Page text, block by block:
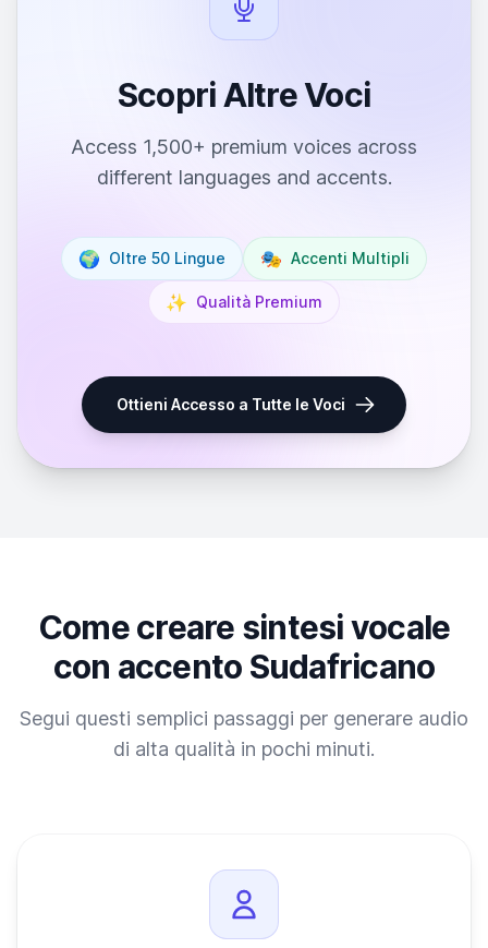
Scopri Altre Voci
Access 1,500+ premium voices across
different languages and accents.
🌍 Oltre 50 Lingue 🎭 Accenti Multipli
✨ Qualità Premium
Ottieni Accesso a Tutte le Voci
Come creare sintesi vocale
con accento Sudafricano
Segui questi semplici passaggi per generare audio
di alta qualità in pochi minuti.